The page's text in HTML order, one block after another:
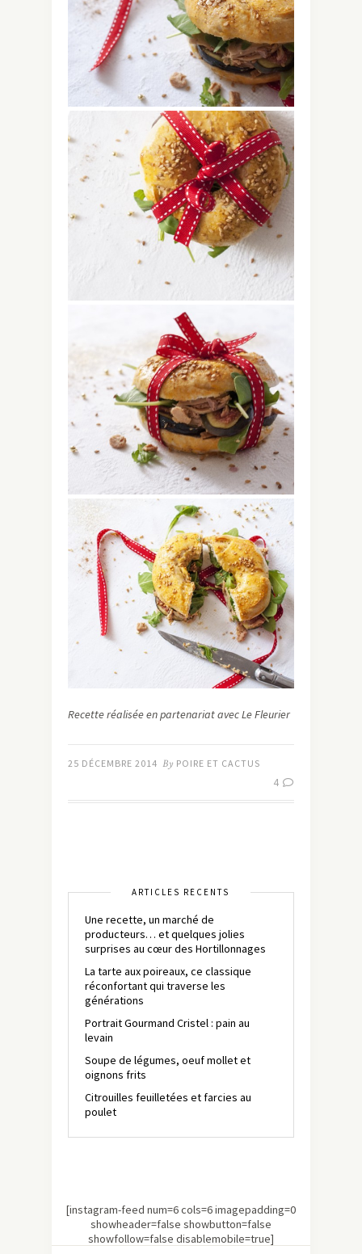
Recette réalisée en partenariat avec Le Fleurier
25 DÉCEMBRE 2014 By POIRE ET CACTUS
4
ARTICLES RÉCENTS
Une recette, un marché de
producteurs… et quelques jolies
surprises au cœur des Hortillonnages
La tarte aux poireaux, ce classique
réconfortant qui traverse les
générations
Portrait Gourmand Cristel : pain au
levain
Soupe de légumes, oeuf mollet et
oignons frits
Citrouilles feuilletées et farcies au
poulet
[instagram-feed num=6 cols=6 imagepadding=0
showheader=false showbutton=false
showfollow=false disablemobile=true]